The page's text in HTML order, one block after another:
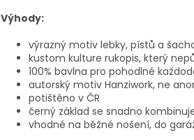
Výhody:
výrazný motiv lebky, pístů a
kustom kulture rukopis, který
100% bavlna pro pohodlné
autorský motiv Hanziwork, ne
potištěno v ČR
černý základ se snadno
vhodné na běžné nošení, do